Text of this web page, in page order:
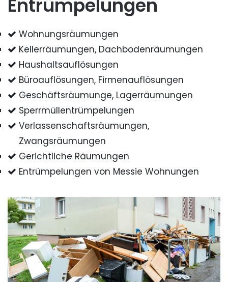
Entrümpelungen
Wohnungsräumungen
Kellerräumungen, Dachbodenräumungen
Haushaltsauflösungen
Büroauflösungen, Firmenauflösungen
Geschäftsräumunge, Lagerräumungen
Sperrmüllentrümpelungen
Verlassenschaftsräumungen,
Zwangsräumungen
Gerichtliche Räumungen
Entrümpelungen von Messie Wohnungen